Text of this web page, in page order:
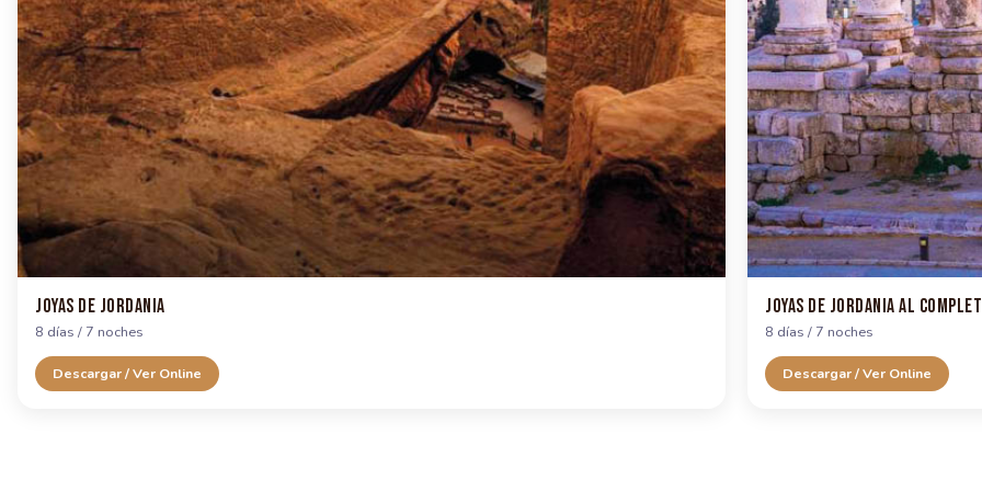
Joyas de Jordania
8 días / 7 noches
Descargar / Ver Online
Joyas de Jordania al
8 días / 7 noches
Descargar / Ver Online